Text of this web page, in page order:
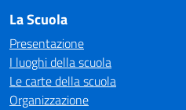
La Scuola
Presentazione
I luoghi della scuola
Le carte della scuola
Organizzazione